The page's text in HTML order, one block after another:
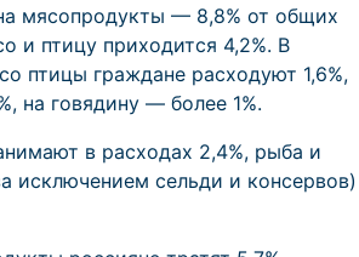
мясопродукты — 8,8% от общих
и птицу приходится 4,2%. В
птицы граждане расходуют 1,6%,
на говядину — более 1%.
в расходах 2,4%, рыба и
исключением сельди и консервов)